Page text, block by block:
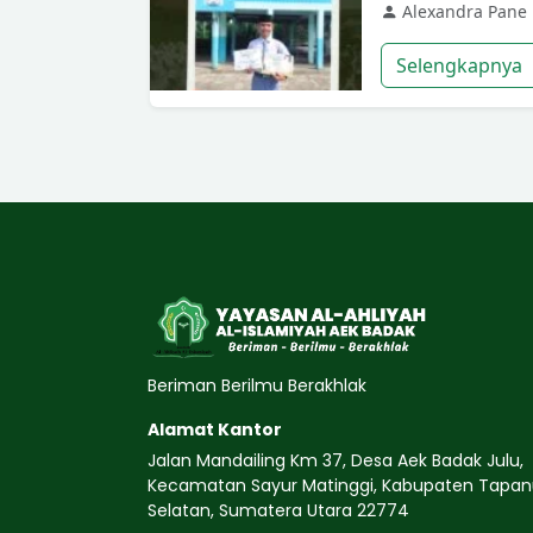
Alexandra Pane
Selengkapnya
Beriman Berilmu Berakhlak
Alamat Kantor
Jalan Mandailing Km 37, Desa Aek Badak Julu,
Kecamatan Sayur Matinggi, Kabupaten
Selatan, Sumatera Utara 22774